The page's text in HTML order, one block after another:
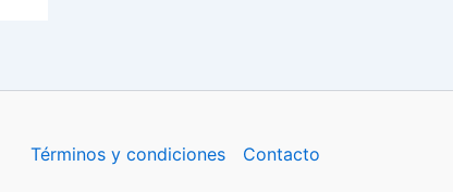
Términos y condiciones Contacto